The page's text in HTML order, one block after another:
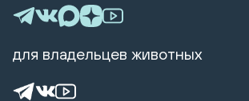
для владельцев животных